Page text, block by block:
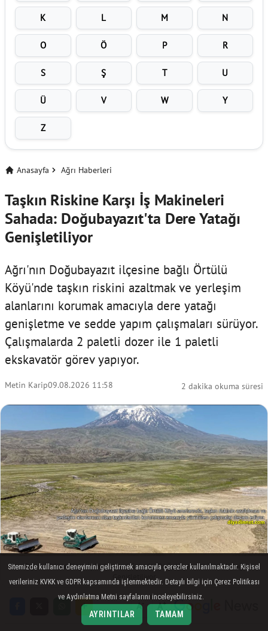
K L M N
O Ö P R
S Ş T U
Ü V W Y
Z
Anasayfa Ağrı Haberleri
Taşkın Riskine Karşı İş Makineleri
Sahada: Doğubayazıt'ta Dere Yatağı
Genişletiliyor
Ağrı'nın Doğubayazıt ilçesine bağlı Örtülü
Köyü'nde taşkın riskini azaltmak ve yerleşim
alanlarını korumak amacıyla dere yatağı
genişletme ve sedde yapım çalışmaları sürüyor.
Çalışmalarda 2 paletli dozer ile 1 paletli
ekskavatör görev yapıyor.
Metin Karip09.08.2026 11:58 2 dakika okuma süresi
Taşkın Riskine Karşı İş Makineleri Sahada: Doğubayazıt'ta Dere Yatağı
Genişletiliyor
A- A+
Sitemizde kullanıcı deneyimini geliştirmek amacıyla çerezler kullanılmaktadır. Kişisel
verileriniz KVKK ve GDPR kapsamında işlenmektedir. Detaylı bilgi için Çerez Politikası
ve Aydınlatma Metni sayfalarını inceleyebilirsiniz.
AYRINTILAR TAMAM